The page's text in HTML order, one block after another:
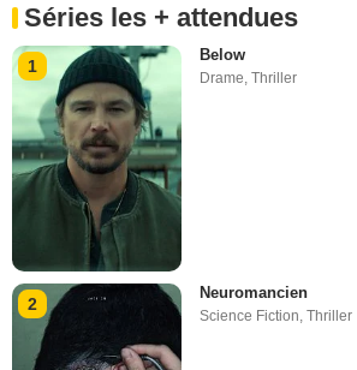
Séries les + attendues
1
Below
Drame ,Thriller
2
Neuromancien
Science Fiction,Thriller